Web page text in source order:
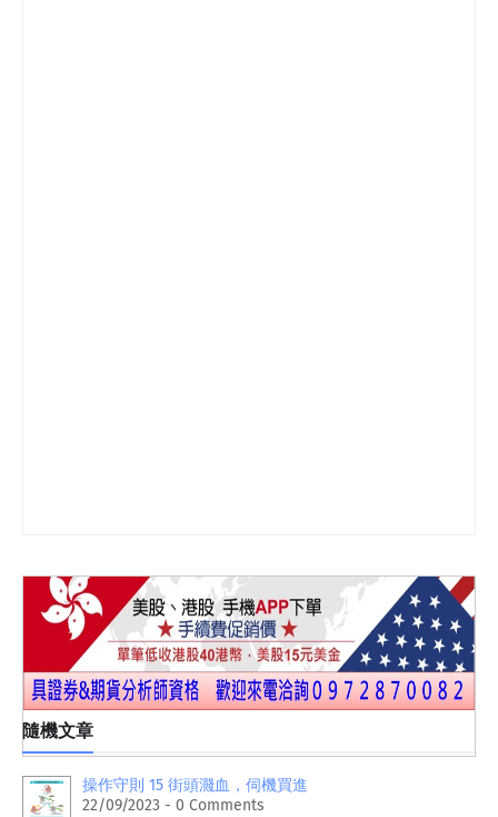
隨機文章
操作守則 15 街頭濺血，伺機買進
22/09/2023 - 0 Comments